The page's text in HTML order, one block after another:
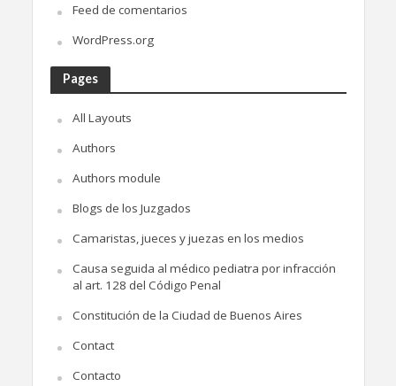
Feed de comentarios
WordPress.org
Pages
All Layouts
Authors
Authors module
Blogs de los Juzgados
Camaristas, jueces y juezas en los medios
Causa seguida al médico pediatra por infracción
al art. 128 del Código Penal
Constitución de la Ciudad de Buenos Aires
Contact
Contacto